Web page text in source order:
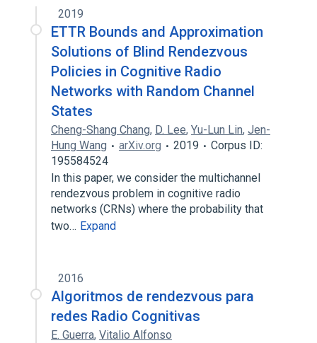
2019
ETTR Bounds and Approximation
Solutions of Blind Rendezvous
Policies in Cognitive Radio
Networks with Random Channel
States
Cheng-Shang Chang, D. Lee, Yu-Lun Lin, Jen-
Hung Wang
arXiv.org 2019
Corpus ID:
195584524
In this paper, we consider the multichannel
rendezvous problem in cognitive radio
networks (CRNs) where the probability that
two… Expand
2016
Algoritmos de rendezvous para
redes Radio Cognitivas
E. Guerra, Vitalio Alfonso